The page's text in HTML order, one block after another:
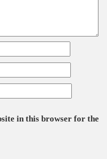
in this browser for the